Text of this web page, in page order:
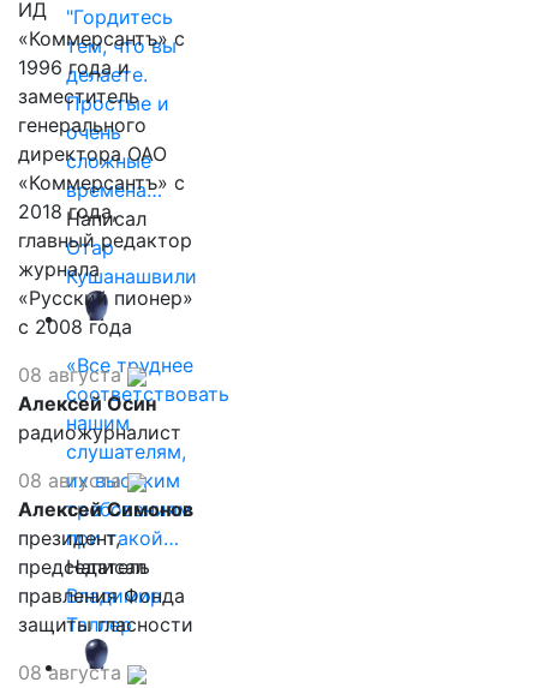
"Гордитесь
тем, что вы
делаете.
Простые и
очень
сложные
времена…
Написал
Отар
Кушанашвили
«Все труднее
соответствовать
нашим
слушателям,
их высоким
требованиям
при такой…
Написал
Владимир
Таллер
ИД
«Коммерсантъ» с
1996 года и
заместитель
генерального
директора ОАО
«Коммерсантъ» с
2018 года,
главный редактор
журнала
«Русский пионер»
с 2008 года
08 августа
Алексей Осин
радиожурналист
08 августа
Алексей Симонов
президент,
председатель
правления Фонда
защиты гласности
08 августа